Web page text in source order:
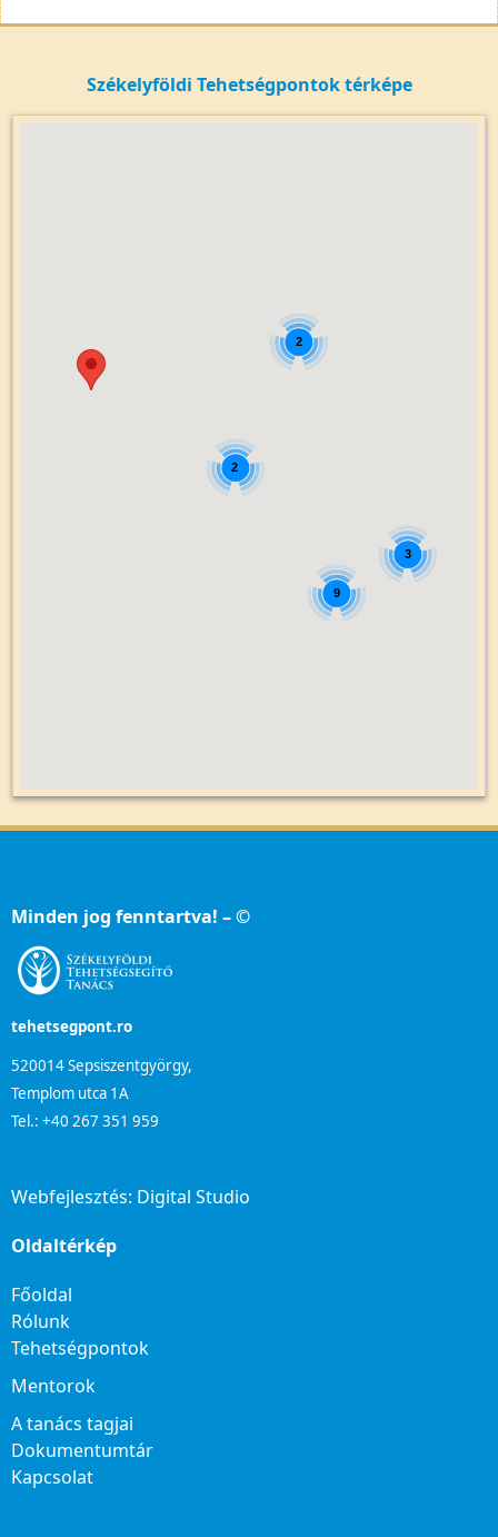
Székelyföldi Tehetségpontok térképe
9
3
2
2
Minden jog fenntartva! – ©
tehetsegpont.ro
520014 Sepsiszentgyörgy,
Templom utca 1A
Tel.: +40 267 351 959
Webfejlesztés: Digital Studio
Oldaltérkép
Főoldal
Rólunk
Tehetségpontok
Mentorok
A tanács tagjai
Dokumentumtár
Kapcsolat